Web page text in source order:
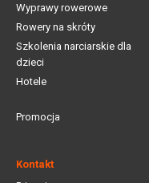
Wyprawy rowerowe
Rowery na skróty
Szkolenia narciarskie dla
dzieci
Hotele
Promocja
Kontakt